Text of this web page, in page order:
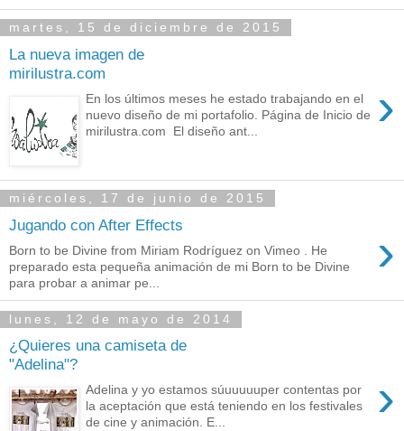
martes, 15 de diciembre de 2015
La nueva imagen de
mirilustra.com
›
En los últimos meses he estado trabajando en el
nuevo diseño de mi portafolio. Página de Inicio de
mirilustra.com El diseño ant...
miércoles, 17 de junio de 2015
Jugando con After Effects ›
Born to be Divine from Miriam Rodríguez on Vimeo . He
preparado esta pequeña animación de mi Born to be Divine
para probar a animar pe...
lunes, 12 de mayo de 2014
¿Quieres una camiseta de
"Adelina"?
›
Adelina y yo estamos súuuuuuper contentas por
la aceptación que está teniendo en los festivales
de cine y animación. E...